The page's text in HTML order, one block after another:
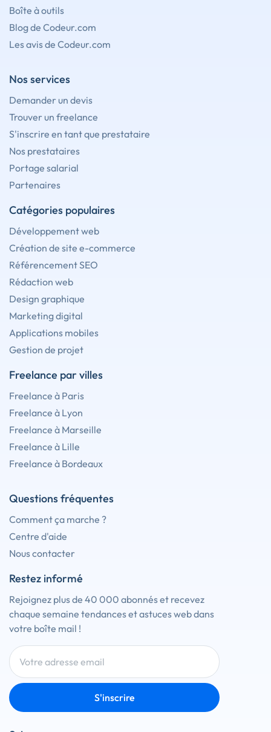
Boîte à outils
Blog de Codeur.com
Les avis de Codeur.com
Nos services
Demander un devis
Trouver un freelance
S'inscrire en tant que prestataire
Nos prestataires
Portage salarial
Partenaires
Catégories populaires
Développement web
Création de site e-commerce
Référencement SEO
Rédaction web
Design graphique
Marketing digital
Applications mobiles
Gestion de projet
Freelance par villes
Freelance à Paris
Freelance à Lyon
Freelance à Marseille
Freelance à Lille
Freelance à Bordeaux
Questions fréquentes
Comment ça marche ?
Centre d'aide
Nous contacter
Restez informé
Rejoignez plus de 40 000 abonnés et recevez
chaque semaine tendances et astuces web dans
votre boîte mail !
S'inscrire